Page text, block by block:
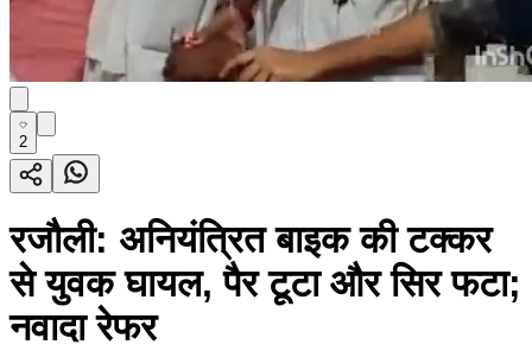
2
रजौली: अनियंत्रित बाइक की टक्कर
से युवक घायल, पैर टूटा और सिर फटा;
नवादा रेफर